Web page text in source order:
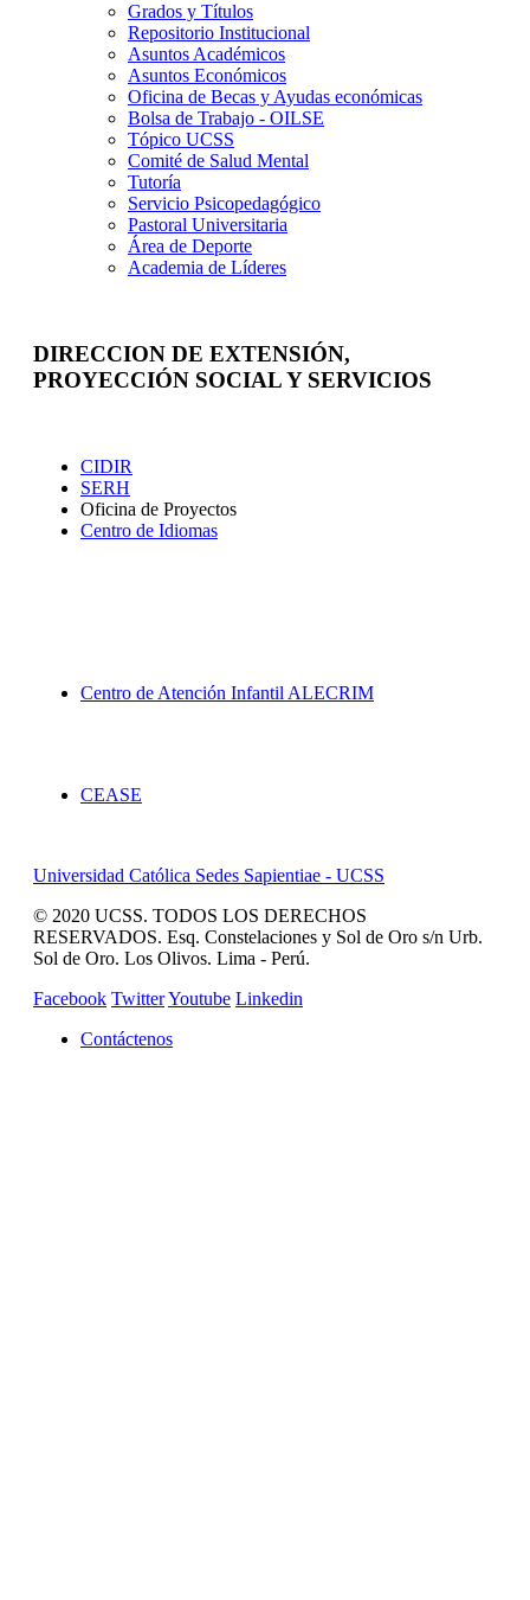
Grados y Títulos
Repositorio Institucional
Asuntos Académicos
Asuntos Económicos
Oficina de Becas y Ayudas económicas
Bolsa de Trabajo - OILSE
Tópico UCSS
Comité de Salud Mental
Tutoría
Servicio Psicopedagógico
Pastoral Universitaria
Área de Deporte
Academia de Líderes
DIRECCION DE EXTENSIÓN,
PROYECCIÓN SOCIAL Y SERVICIOS
CIDIR
SERH
Oficina de Proyectos
Centro de Idiomas
Centro de Atención Infantil ALECRIM
CEASE
Universidad Católica Sedes Sapientiae - UCSS
© 2020 UCSS. TODOS LOS DERECHOS
RESERVADOS. Esq. Constelaciones y Sol de Oro s/n Urb.
Sol de Oro. Los Olivos. Lima - Perú.
Facebook TwitterYoutube Linkedin
Contáctenos